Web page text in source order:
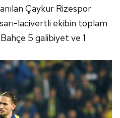
Çaykur Rizespor
lacivertli ekibin toplam
5 galibiyet ve 1